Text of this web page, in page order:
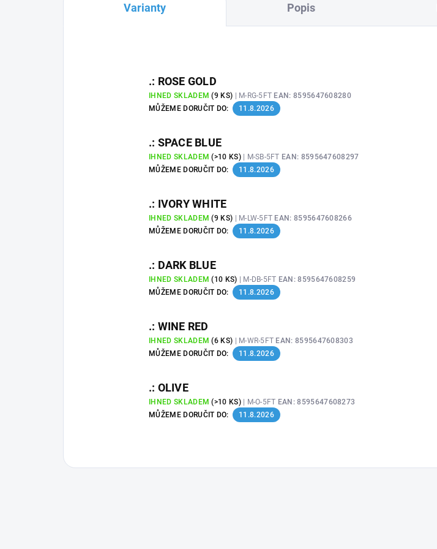
Varianty Popis
.: ROSE GOLD
IHNED SKLADEM(9 KS) | M-RG-5FT EAN: 8595647608280
MŮŽEME DORUČIT DO:
11.8.2026
.: SPACE BLUE
IHNED SKLADEM(>10 KS) | M-SB-5FT EAN: 8595647608297
MŮŽEME DORUČIT DO:
11.8.2026
.: IVORY WHITE
IHNED SKLADEM(9 KS) | M-LW-5FT EAN: 8595647608266
MŮŽEME DORUČIT DO:
11.8.2026
.: DARK BLUE
IHNED SKLADEM(10 KS) | M-DB-5FT EAN: 8595647608259
MŮŽEME DORUČIT DO:
11.8.2026
.: WINE RED
IHNED SKLADEM(6 KS) | M-WR-5FT EAN: 8595647608303
MŮŽEME DORUČIT DO:
11.8.2026
.: OLIVE
IHNED SKLADEM(>10 KS) | M-O-5FT EAN: 8595647608273
MŮŽEME DORUČIT DO:
11.8.2026